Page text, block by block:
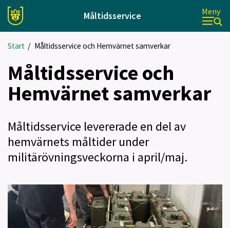
Måltidsservice Meny
Start / Måltidsservice och Hemvärnet samverkar
Måltidsservice och
Hemvärnet samverkar
Måltidsservice levererade en del av
hemvärnets måltider under
militärövningsveckorna i april/maj.